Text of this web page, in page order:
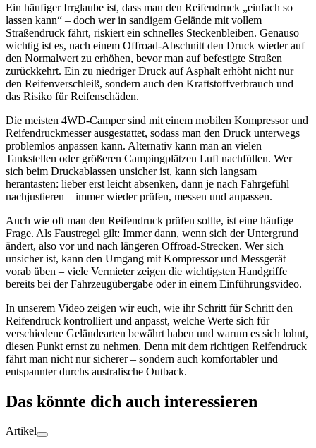
Ein häufiger Irrglaube ist, dass man den Reifendruck „einfach so
lassen kann“ – doch wer in sandigem Gelände mit vollem
Straßendruck fährt, riskiert ein schnelles Steckenbleiben. Genauso
wichtig ist es, nach einem Offroad-Abschnitt den Druck wieder auf
den Normalwert zu erhöhen, bevor man auf befestigte Straßen
zurückkehrt. Ein zu niedriger Druck auf Asphalt erhöht nicht nur
den Reifenverschleiß, sondern auch den Kraftstoffverbrauch und
das Risiko für Reifenschäden.
Die meisten 4WD-Camper sind mit einem mobilen Kompressor und
Reifendruckmesser ausgestattet, sodass man den Druck unterwegs
problemlos anpassen kann. Alternativ kann man an vielen
Tankstellen oder größeren Campingplätzen Luft nachfüllen. Wer
sich beim Druckablassen unsicher ist, kann sich langsam
herantasten: lieber erst leicht absenken, dann je nach Fahrgefühl
nachjustieren – immer wieder prüfen, messen und anpassen.
Auch wie oft man den Reifendruck prüfen sollte, ist eine häufige
Frage. Als Faustregel gilt: Immer dann, wenn sich der Untergrund
ändert, also vor und nach längeren Offroad-Strecken. Wer sich
unsicher ist, kann den Umgang mit Kompressor und Messgerät
vorab üben – viele Vermieter zeigen die wichtigsten Handgriffe
bereits bei der Fahrzeugübergabe oder in einem Einführungsvideo.
In unserem Video zeigen wir euch, wie ihr Schritt für Schritt den
Reifendruck kontrolliert und anpasst, welche Werte sich für
verschiedene Geländearten bewährt haben und warum es sich lohnt,
diesen Punkt ernst zu nehmen. Denn mit dem richtigen Reifendruck
fährt man nicht nur sicherer – sondern auch komfortabler und
entspannter durchs australische Outback.
Das könnte dich auch interessieren
Artikel